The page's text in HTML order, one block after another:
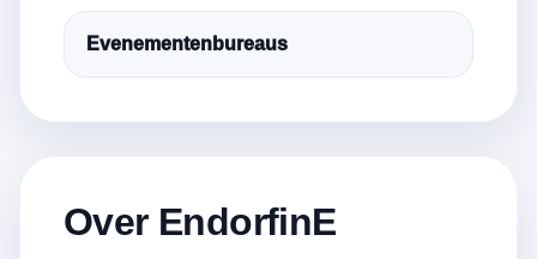
Evenementenbureaus
Over EndorfinE